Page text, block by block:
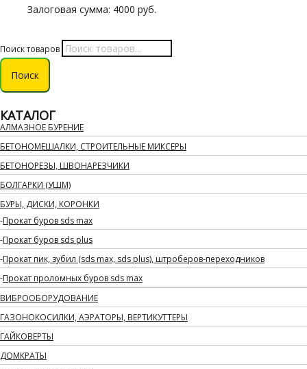
Поиск товаров
Поиск
КАТАЛОГ
АЛМАЗНОЕ БУРЕНИЕ
БЕТОНОМЕШАЛКИ, СТРОИТЕЛЬНЫЕ МИКСЕРЫ
БЕТОНОРЕЗЫ, ШВОНАРЕЗЧИКИ
БОЛГАРКИ (УШМ)
БУРЫ, ДИСКИ, КОРОНКИ
Прокат буров sds max
Прокат буров sds plus
Прокат пик, зубил (sds max, sds plus), штроберов-переходников
Прокат проломных буров sds max
ВИБРООБОРУДОВАНИЕ
ГАЗОНОКОСИЛКИ, АЭРАТОРЫ, ВЕРТИКУТТЕРЫ
ГАЙКОВЕРТЫ
ДОМКРАТЫ
Залоговая сумма: 4000 руб.